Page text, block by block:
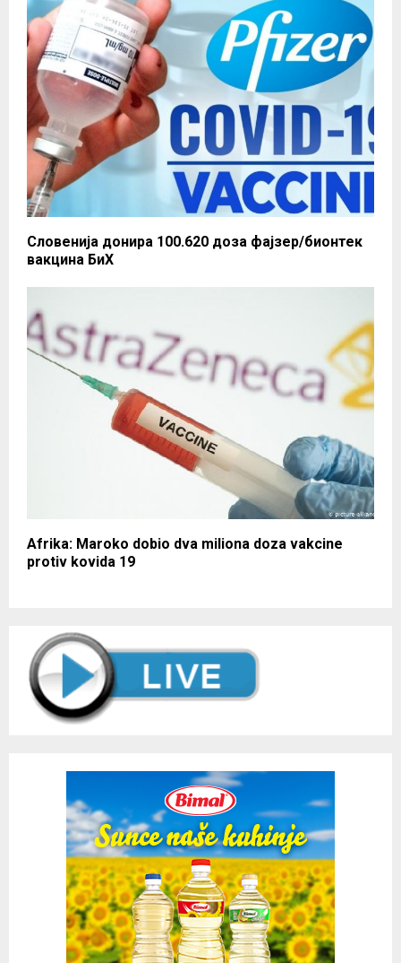
Словенија донира 100.620 доза фајзер/бионтек
вакцина БиХ
Afrika: Maroko dobio dva miliona doza vakcine
protiv kovida 19